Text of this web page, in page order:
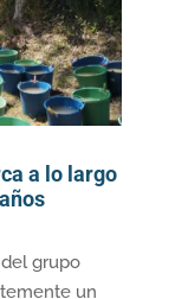
a lo largo
del grupo
un